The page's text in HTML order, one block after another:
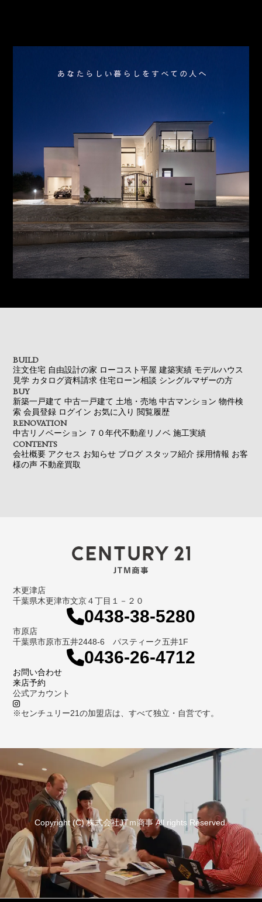
BUILD
注文住宅 自由設計の家 ローコスト平屋 建築実績 モデルハウス
見学 カタログ資料請求 住宅ローン相談 シングルマザーの方
BUY
新築一戸建て 中古一戸建て 土地・売地 中古マンション 物件検
索 会員登録 ログイン お気に入り 閲覧履歴
RENOVATION
中古リノベーション ７０年代不動産リノベ 施工実績
CONTENTS
会社概要 アクセス お知らせ ブログ スタッフ紹介 採用情報 お客
様の声 不動産買取
木更津店
千葉県木更津市文京４丁目１－２０
0438-38-5280
市原店
千葉県市原市五井2448-6 パスティーク五井1F
0436-26-4712
お問い合わせ
来店予約
公式アカウント
※センチュリー21の加盟店は、すべて独立・自営です。
Copyright (C) 株式会社JTｍ商事 All rights Reserved.